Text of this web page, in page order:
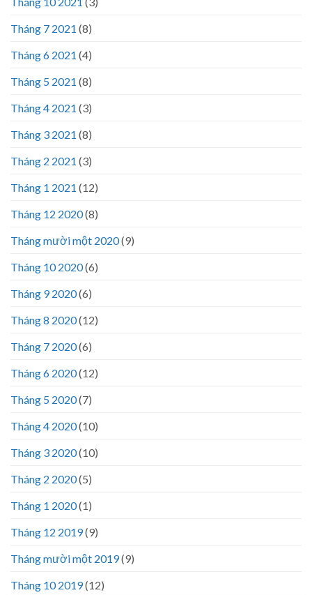
Tháng 7 2021 (8)
Tháng 6 2021 (4)
Tháng 5 2021 (8)
Tháng 4 2021 (3)
Tháng 3 2021 (8)
Tháng 2 2021 (3)
Tháng 1 2021 (12)
Tháng 12 2020(8)
Tháng mười một 2020(9)
Tháng 10 2020(6)
Tháng 9 2020(6)
Tháng 8 2020(12)
Tháng 7 2020(6)
Tháng 6 2020(12)
Tháng 5 2020(7)
Tháng 4 2020(10)
Tháng 3 2020(10)
Tháng 2 2020(5)
Tháng 1 2020(1)
Tháng 12 2019(9)
Tháng mười một 2019(9)
Tháng 10 2019(12)